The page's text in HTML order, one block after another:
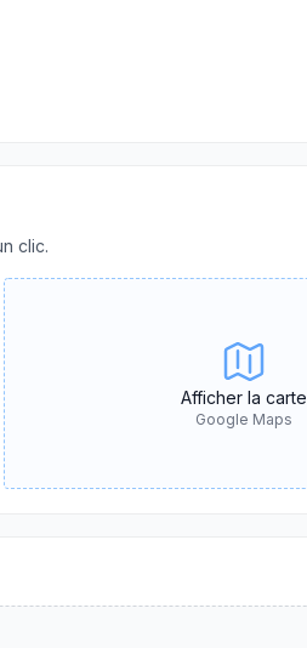
clic.
Afficher la carte
Google Maps